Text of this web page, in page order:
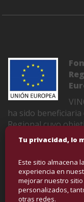
ha sido
Regional cuyo
las Pymes y
Plan de Marketing
de mejorar su
exteriores durante
contado con el
de la Cámara de
Tu privacidad, lo
Este sitio almacena
experiencia en
mejorar nuestro
personalizados,
otras redes.